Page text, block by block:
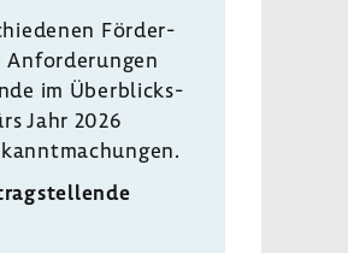
Förder­
im Über­blicks­
Jahr 2026